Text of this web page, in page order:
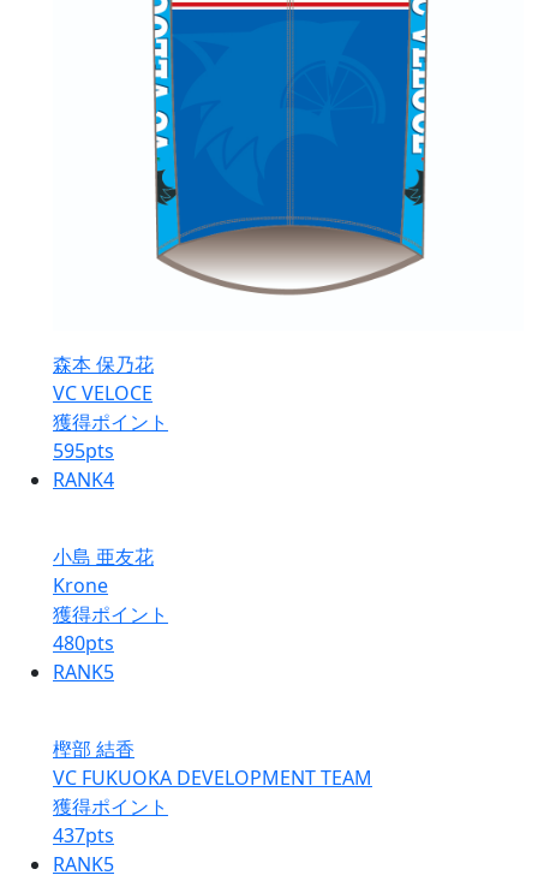
森本 保乃花
VC VELOCE
獲得ポイント
595pts
RANK4
小島 亜友花
Krone
獲得ポイント
480pts
RANK5
樫部 結香
VC FUKUOKA DEVELOPMENT TEAM
獲得ポイント
437pts
RANK5